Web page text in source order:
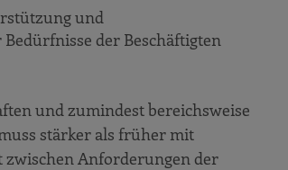
und
der Beschäftigten
und zumindest bereichsweise
stärker als früher mit
zwischen Anforderungen der